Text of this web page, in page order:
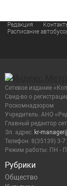
Редакция
Расписание
Рубрики
Общество
Сетевое издание
Cвид-во о
Роскомнадзором
Учредитель: АНО
Главный редактор
Эл. адрес: kr-
Телефон: 8(35139) 3-
Режим работы: ПН -